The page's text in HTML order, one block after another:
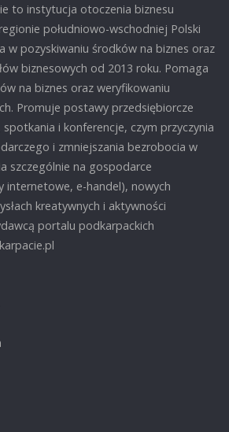
to instytucja otoczenia biznesu
południowo-wschodniej Polski
w pozyskiwaniu środków na biznes oraz
biznesowych od 2013 roku. Pomaga
na biznes oraz weryfikowaniu
Promuje postawy przedsiębiorcze
i konferencje, czym przyczynia
i zmniejszania bezrobocia w
szczególnie na gospodarce
internetowe, e-handel), nowych
kreatywnych i aktywności
portalu podkarpackich